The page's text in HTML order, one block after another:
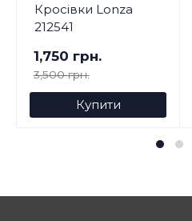
Кросівки Lonza
212541
1,750 грн.
3,500 грн.
Купити